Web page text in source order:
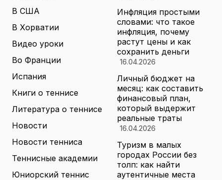
В США
В Хорватии
Видео уроки
Во Франции
Испания
Книги о теннисе
Литература о теннисе
Новости
Новости тенниса
Теннисные академии
Юниорский теннис
Инфляция простыми
словами: что такое
инфляция, почему
растут цены и как
сохранить деньги
16.04.2026
Личный бюджет на
месяц: как составить
финансовый план,
который выдержит
реальные траты
16.04.2026
Туризм в малых
городах России без
толп: как найти
аутентичные места